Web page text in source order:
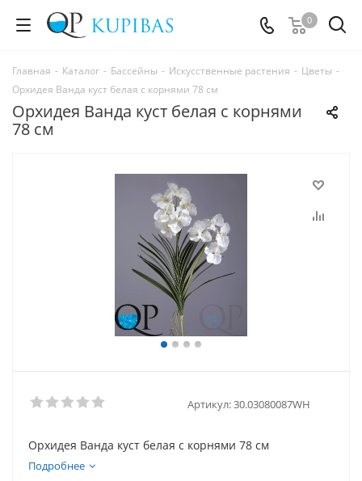
0
Главная - Каталог - Бассейны - Искусственные растения - Цветы -
Орхидея Ванда куст белая с корнями 78 см
Орхидея Ванда куст белая с корнями
78 см
Артикул:30.03080087WH
Орхидея Ванда куст белая с корнями 78 см
Подробнее